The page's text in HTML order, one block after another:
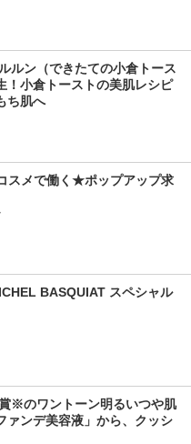
ルン（できたての小倉トース
！小倉トーストの美肌レシピ
ち肌へ
スメで働く★ポップアップ求
BASQUIAT スペシャル
※のワントーン明るいつや肌
ァンデ美容液」から、クッシ